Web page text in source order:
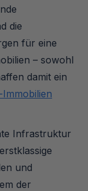
die
für eine
– sowohl
damit ein
Infrastruktur
und
der